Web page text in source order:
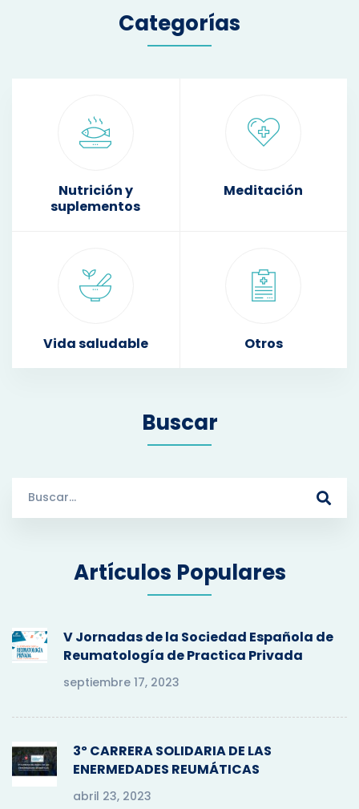
Categorías
Nutrición y
suplementos
Meditación
Vida saludable Otros
Buscar
o
r
Artículos Populares
V Jornadas de la Sociedad Española de
Reumatología de Practica Privada
septiembre 17, 2023
3º CARRERA SOLIDARIA DE LAS
ENERMEDADES REUMÁTICAS
abril 23, 2023